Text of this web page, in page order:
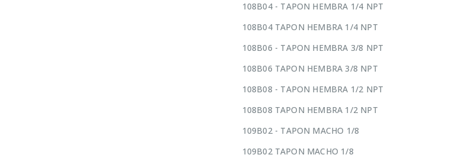
108B04 - TAPON HEMBRA 1/4 NPT
108B04 TAPON HEMBRA 1/4 NPT
108B06 - TAPON HEMBRA 3/8 NPT
108B06 TAPON HEMBRA 3/8 NPT
108B08 - TAPON HEMBRA 1/2 NPT
108B08 TAPON HEMBRA 1/2 NPT
109B02 - TAPON MACHO 1/8
109B02 TAPON MACHO 1/8